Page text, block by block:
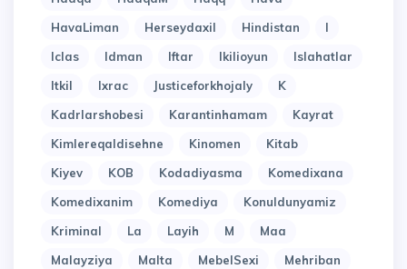
HavaLiman
Herseydaxil Hindistan
I
Iclas
Idman Iftar Ikilioyun
Islahatlar
Itkil
Ixrac Justiceforkhojaly
K
Kadrlarshobesi
Karantinhamam
Kayrat
Kimlereqaldisehne
Kinomen
Kitab
Kiyev
KOB Kodadiyasma
Komedixana
Komedixanim
Komediya
Konuldunyamiz
Kriminal
La Layih M
Maa
Malayziya
Malta MebelSexi
Mehriban